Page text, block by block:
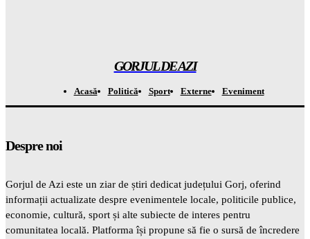
GORJUL DE AZI
Acasă Politică Sport Externe Eveniment
Despre noi
Gorjul de Azi este un ziar de știri dedicat județului Gorj, oferind
informații actualizate despre evenimentele locale, politicile publice,
economie, cultură, sport și alte subiecte de interes pentru
comunitatea locală. Platforma își propune să fie o sursă de încredere